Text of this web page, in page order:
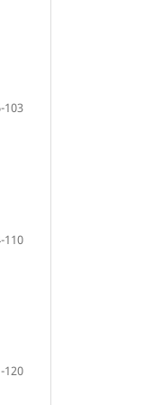
103
110
120